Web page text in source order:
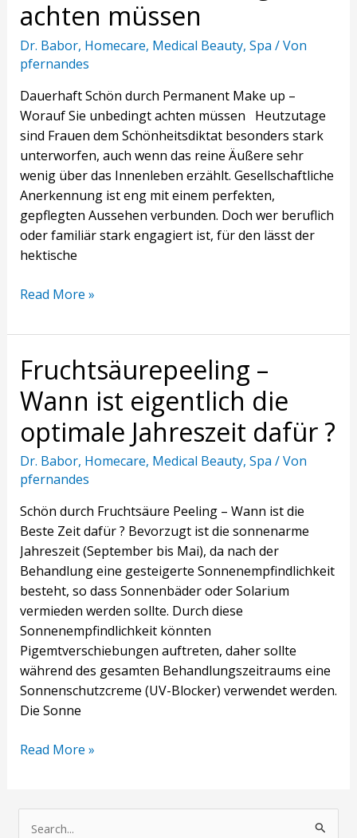
achten müssen
Dr. Babor, Homecare, Medical Beauty, Spa / Von
pfernandes
Dauerhaft Schön durch Permanent Make up –
Worauf Sie unbedingt achten müssen Heutzutage
sind Frauen dem Schönheitsdiktat besonders stark
unterworfen, auch wenn das reine Äußere sehr
wenig über das Innenleben erzählt. Gesellschaftliche
Anerkennung ist eng mit einem perfekten,
gepflegten Aussehen verbunden. Doch wer beruflich
oder familiär stark engagiert ist, für den lässt der
hektische
Read More »
Fruchtsäurepeeling –
Wann ist eigentlich die
optimale Jahreszeit dafür ?
Dr. Babor, Homecare, Medical Beauty, Spa / Von
pfernandes
Schön durch Fruchtsäure Peeling – Wann ist die
Beste Zeit dafür ? Bevorzugt ist die sonnenarme
Jahreszeit (September bis Mai), da nach der
Behandlung eine gesteigerte Sonnenempfindlichkeit
besteht, so dass Sonnenbäder oder Solarium
vermieden werden sollte. Durch diese
Sonnenempfindlichkeit könnten
Pigemtverschiebungen auftreten, daher sollte
während des gesamten Behandlungszeitraums eine
Sonnenschutzcreme (UV-Blocker) verwendet werden.
Die Sonne
Fruchtsäurepeeling
–
Wann
eigentlich
die
optimale
Jahreszeit
dafür
?
Read More »